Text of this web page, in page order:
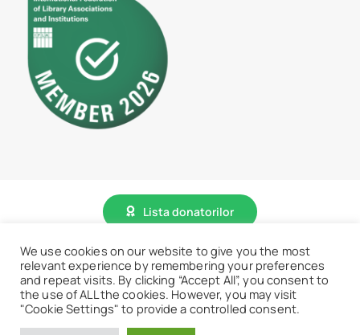
Lista donatorilor
© 2026 • BCU „Carol I” - Toate drepturile sunt rezervate.
Accesează website vechi
We use cookies on our website to give you the most
relevant experience by remembering your preferences
and repeat visits. By clicking “Accept All”, you consent to
the use of ALL the cookies. However, you may visit
"Cookie Settings" to provide a controlled consent.